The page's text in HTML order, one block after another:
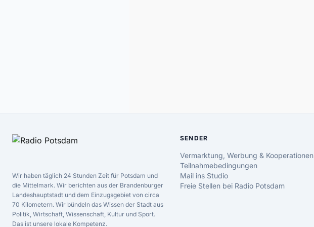
Wir haben täglich 24 Stunden Zeit für Potsdam und
die Mittelmark. Wir berichten aus der Brandenburger
Landeshauptstadt und dem Einzugsgebiet von circa
70 Kilometern. Wir bündeln das Wissen der Stadt aus
Politik, Wirtschaft, Wissenschaft, Kultur und Sport.
Das ist unsere lokale Kompetenz.
SENDER
Vermarktung, Werbung & Kooperationen
Teilnahmebedingungen
Mail ins Studio
Freie Stellen bei Radio Potsdam